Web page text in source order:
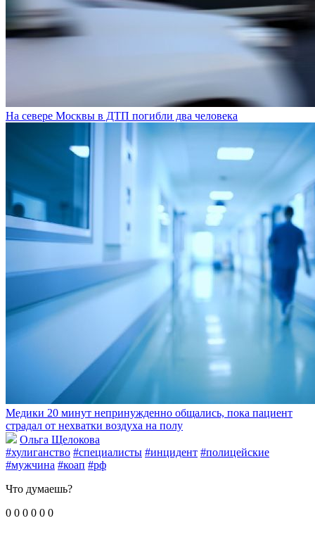
На севере Москвы в ДТП погибли два человека
Медики 20 минут непринужденно общались, пока пациент
страдал от нехватки воздуха на полу
Ольга Щелокова
#хулиганство #специалисты #инцидент #полицейские
#мужчина #коап #рф
Что думаешь?
0 0 0 0 0 0